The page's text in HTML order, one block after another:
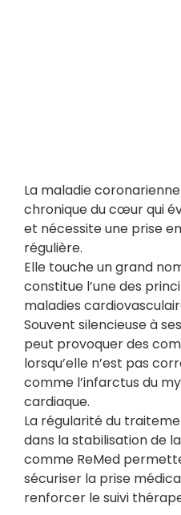
La maladie
chronique du cœur qui
et nécessite une prise
régulière.
Elle touche un grand
constitue l’une des
maladies
Souvent silencieuse à
peut provoquer des
lorsqu’elle n’est pas
comme l’infarctus du
cardiaque.
La régularité du
dans la stabilisation de
comme ReMed
sécuriser la prise
renforcer le suivi